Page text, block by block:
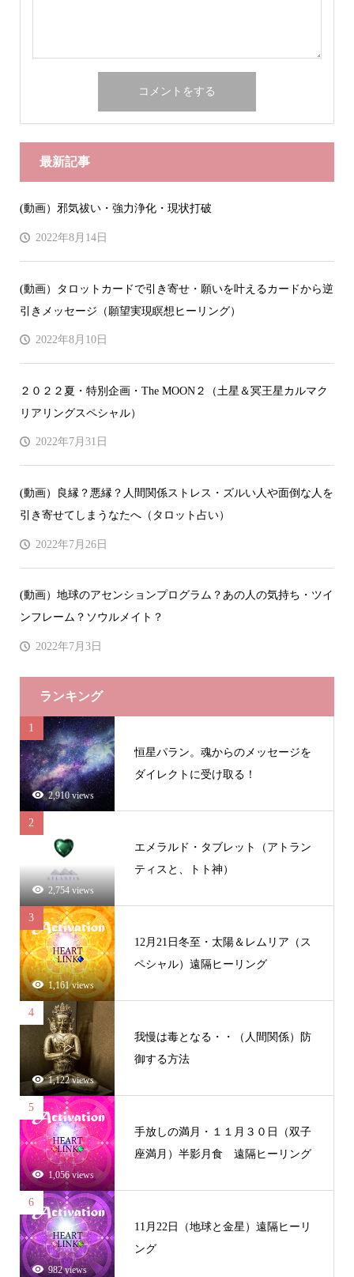
最新記事
(動画）邪気祓い・強力浄化・現状打破
2022年8月14日
(動画）タロットカードで引き寄せ・願いを叶えるカードから逆
引きメッセージ（願望実現瞑想ヒーリング）
2022年8月10日
２０２２夏・特別企画・The MOON２（土星＆冥王星カルマク
リアリングスペシャル）
2022年7月31日
(動画）良縁？悪縁？人間関係ストレス・ズルい人や面倒な人を
引き寄せてしまうなたへ（タロット占い）
2022年7月26日
(動画）地球のアセンションプログラム？あの人の気持ち・ツイ
ンフレーム？ソウルメイト？
2022年7月3日
ランキング
1
2,910 views
恒星パラン。魂からのメッセージを
ダイレクトに受け取る！
2
2,754 views
エメラルド・タブレット（アトラン
ティスと、トト神）
3
1,161 views
12月21日冬至・太陽＆レムリア（ス
ペシャル）遠隔ヒーリング
4
1,122 views
我慢は毒となる・・（人間関係）防
御する方法
5
1,056 views
手放しの満月・１１月３０日（双子
座満月）半影月食 遠隔ヒーリング
6
982 views
11月22日（地球と金星）遠隔ヒーリ
ング